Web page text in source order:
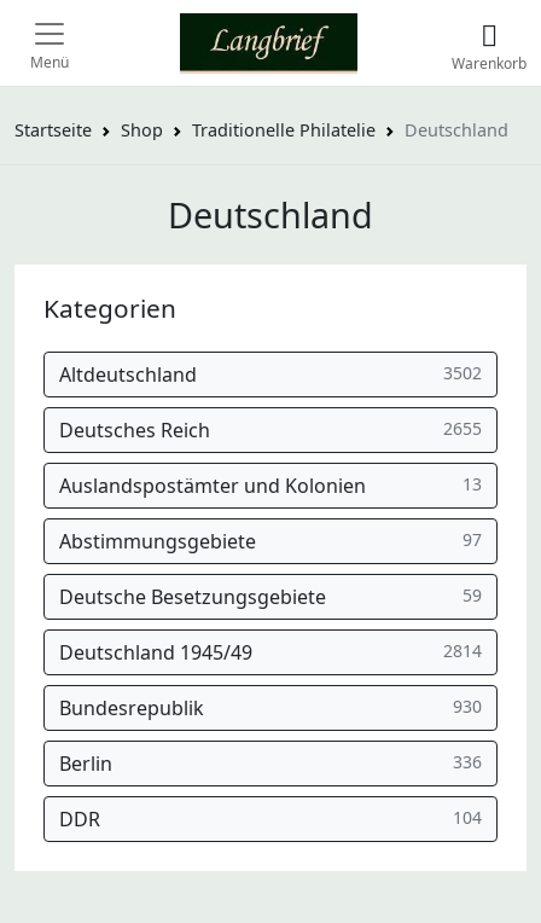
Menü Warenkorb
Startseite Shop Traditionelle Philatelie Deutschland
Deutschland
Kategorien
Altdeutschland 3502
Deutsches Reich 2655
Auslandspostämter und Kolonien 13
Abstimmungsgebiete 97
Deutsche Besetzungsgebiete 59
Deutschland 1945/49 2814
Bundesrepublik 930
Berlin 336
DDR 104